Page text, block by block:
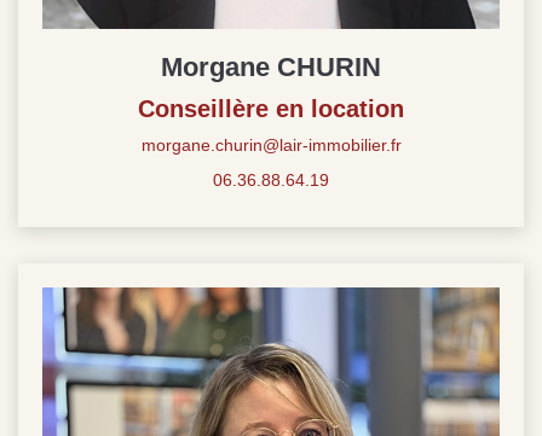
Morgane CHURIN
Conseillère en location
morgane.churin@lair-immobilier.fr
06.36.88.64.19